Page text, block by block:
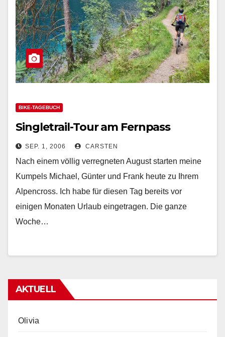
BIKE-TAGEBUCH
Singletrail-Tour am Fernpass
SEP. 1, 2006 CARSTEN
Nach einem völlig verregneten August starten meine
Kumpels Michael, Günter und Frank heute zu Ihrem
Alpencross. Ich habe für diesen Tag bereits vor
einigen Monaten Urlaub eingetragen. Die ganze
Woche…
AKTUELL
Olivia